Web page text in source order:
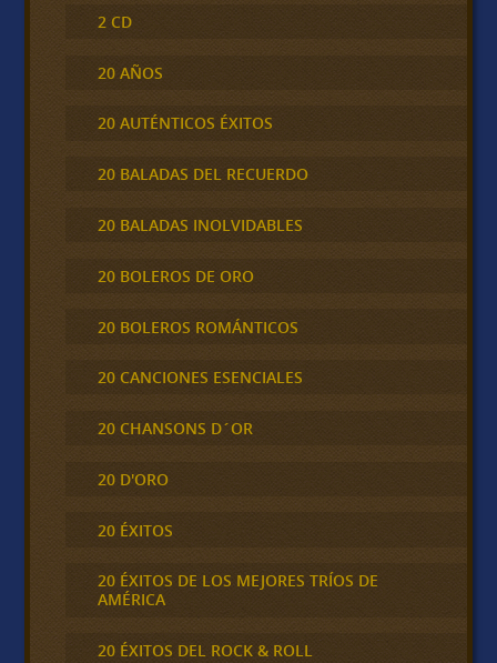
2 CD
20 AÑOS
20 AUTÉNTICOS ÉXITOS
20 BALADAS DEL RECUERDO
20 BALADAS INOLVIDABLES
20 BOLEROS DE ORO
20 BOLEROS ROMÁNTICOS
20 CANCIONES ESENCIALES
20 CHANSONS D´OR
20 D'ORO
20 ÉXITOS
20 ÉXITOS DE LOS MEJORES TRÍOS DE
AMÉRICA
20 ÉXITOS DEL ROCK & ROLL